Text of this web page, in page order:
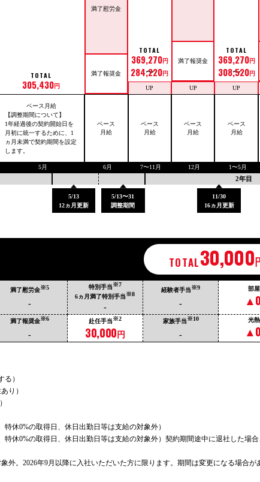
TOTAL
305,430円
ベース月給
【調整期間について】
1年経過後の契約開始日を
月初に統一するために、1
ヵ月未満で契約期間を設定
します。
満了慰労金
満了報奨金
ベース
月給
TOTAL
369,270円
284,220円
UP
ベース
月給
満了報奨金
UP
ベース
月給
TOTAL
369,270円
308,520円
UP
ベース
月給
5月 6月 7〜11月 12月 1〜5月
2年目
5/13
12ヵ月更新
5/13〜31
調整期間
11/30
16ヵ月更新
TOTAL30,000
満了慰労金※5
-
特別手当※7
6ヵ月満了特別手当※8
-
経験者手当※9
-
部
▲0
満了報奨金※6
-
赴任手当※2
30,000 円
家族手当※10
-
光
▲0
）
り）
休0%の取得日、休日出勤日等は支給の対象外）
休0%の取得日、休日出勤日等は支給の対象外）契約期間途中に退社した場
。2026年9月以降に入社いただいた方に限ります。期間は変更になる場合が